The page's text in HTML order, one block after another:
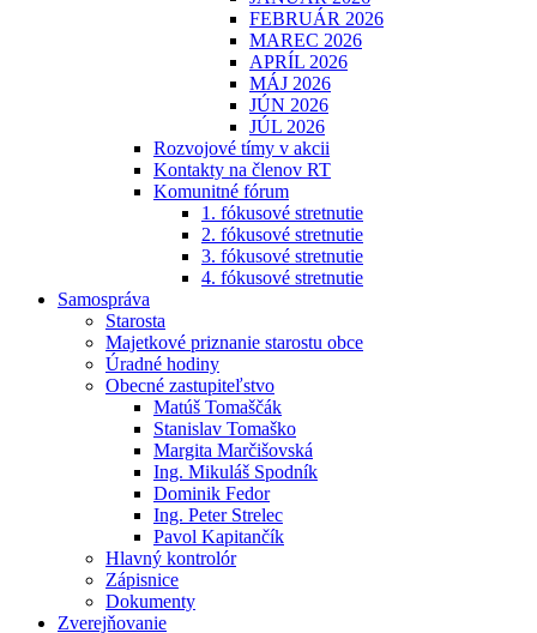
FEBRUÁR 2026
MAREC 2026
APRÍL 2026
MÁJ 2026
JÚN 2026
JÚL 2026
Rozvojové tímy v akcii
Kontakty na členov RT
Komunitné fórum
1. fókusové stretnutie
2. fókusové stretnutie
3. fókusové stretnutie
4. fókusové stretnutie
Samospráva
Starosta
Majetkové priznanie starostu obce
Úradné hodiny
Obecné zastupiteľstvo
Matúš Tomaščák
Stanislav Tomaško
Margita Marčišovská
Ing. Mikuláš Spodník
Dominik Fedor
Ing. Peter Strelec
Pavol Kapitančík
Hlavný kontrolór
Zápisnice
Dokumenty
Zverejňovanie